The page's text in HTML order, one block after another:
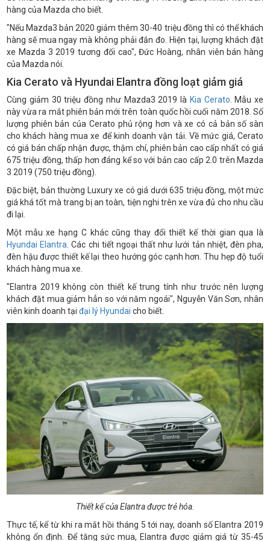
hàng của Mazda cho biết.
"Nếu Mazda3 bản 2020 giảm thêm 30-40 triệu đồng thì có thể khách
hàng sẽ mua ngay mà không phải đắn đo. Hiện tại, lượng khách đặt
xe Mazda 3 2019 tương đối cao", Đức Hoàng, nhân viên bán hàng
của Mazda nói.
Kia Cerato và Hyundai Elantra đồng loạt giảm giá
Cùng giảm 30 triệu đồng như Mazda3 2019 là Kia Cerato . Mẫu xe
này vừa ra mắt phiên bản mới trên toàn quốc hồi cuối năm 2018. Số
lượng phiên bản của Cerato phủ rộng hơn và xe có cả bản số sàn
cho khách hàng mua xe để kinh doanh vận tải. Về mức giá, Cerato
có giá bán chấp nhận được, thậm chí, phiên bản cao cấp nhất có giá
675 triệu đồng, thấp hơn đáng kể so với bản cao cấp 2.0 trên Mazda
3 2019 (750 triệu đồng).
Đặc biệt, bản thường Luxury xe có giá dưới 635 triệu đồng, một mức
giá khá tốt mà trang bị an toàn, tiện nghi trên xe vừa đủ cho nhu cầu
đi lại.
Một mẫu xe hạng C khác cũng thay đổi thiết kế thời gian qua là
Hyundai Elantra . Các chi tiết ngoại thất như lưới tản nhiệt, đèn pha,
đèn hậu được thiết kế lại theo hướng góc cạnh hơn. Thu hẹp độ tuổi
khách hàng mua xe.
"Elantra 2019 không còn thiết kế trung tính như trước nên lượng
khách đặt mua giảm hẳn so với năm ngoái", Nguyễn Văn Sơn, nhân
viên kinh doanh tại đại lý Hyundai cho biết.
Thiết kế của Elantra được trẻ hóa.
Thực tế, kể từ khi ra mắt hồi tháng 5 tới nay, doanh số Elantra 2019
không ổn định. Để tăng sức mua, Elantra được giảm giá từ 35-45